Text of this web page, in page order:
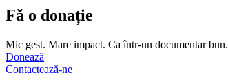
Fă o donație
Mic gest. Mare impact. Ca într-un documentar bun.
Donează
Contactează-ne